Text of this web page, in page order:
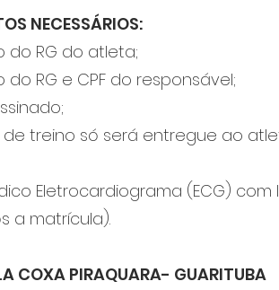
NECESSÁRIOS:
do RG do atleta;
do RG e CPF do responsável;
de treino só será entregue ao
Eletrocardiograma (ECG)
a matrícula).
COXA PIRAQUARA- GUARITUBA